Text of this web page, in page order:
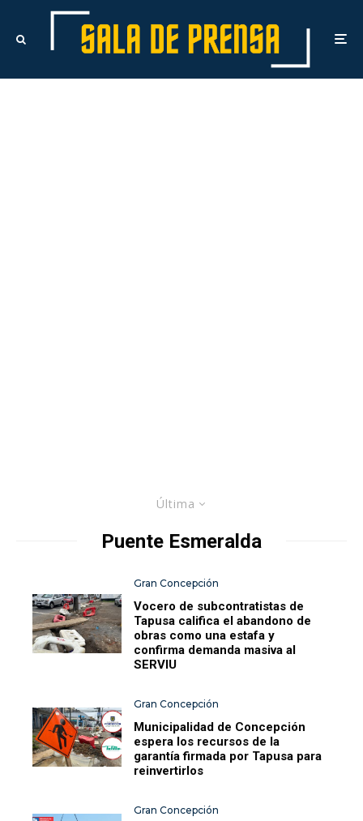
Última
Puente Esmeralda
Gran Concepción
Vocero de subcontratistas de
Tapusa califica el abandono de
obras como una estafa y
confirma demanda masiva al
SERVIU
Gran Concepción
Municipalidad de Concepción
espera los recursos de la
garantía firmada por Tapusa para
reinvertirlos
Gran Concepción